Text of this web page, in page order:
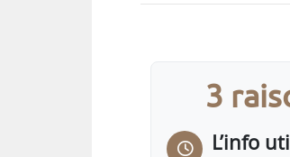
contexte de
nombre moyen
3
L’info